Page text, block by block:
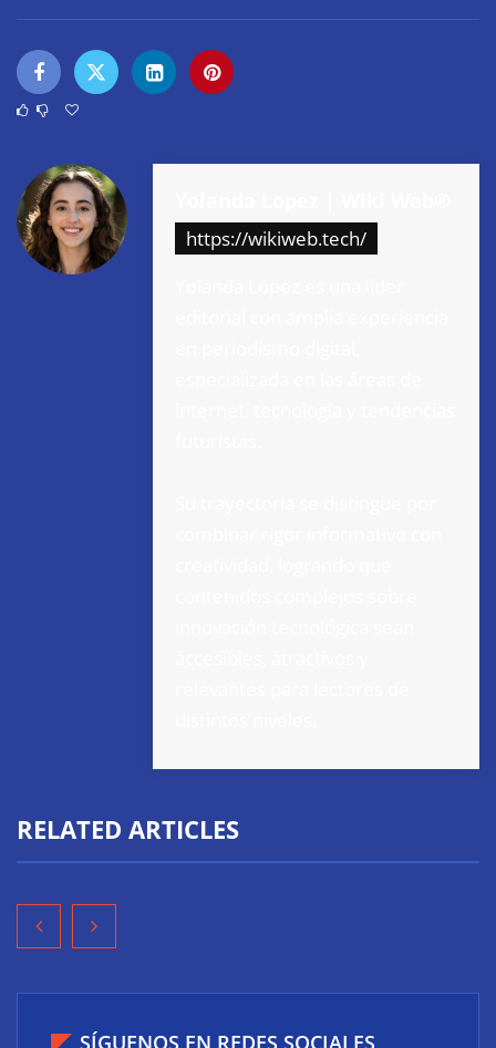
https://wikiweb.tech/
RELATED ARTICLES
SÍGUENOS EN REDES SOCIALES